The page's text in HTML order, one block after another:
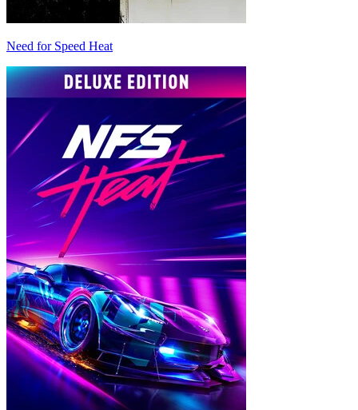
Need for Speed Heat